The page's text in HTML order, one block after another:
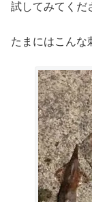
試してみてくだ
たまにはこんな